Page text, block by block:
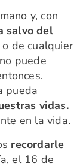
y, con
salvo del
de cualquier
puede
pueda
vidas.
en la vida.
recordarle
el 16 de